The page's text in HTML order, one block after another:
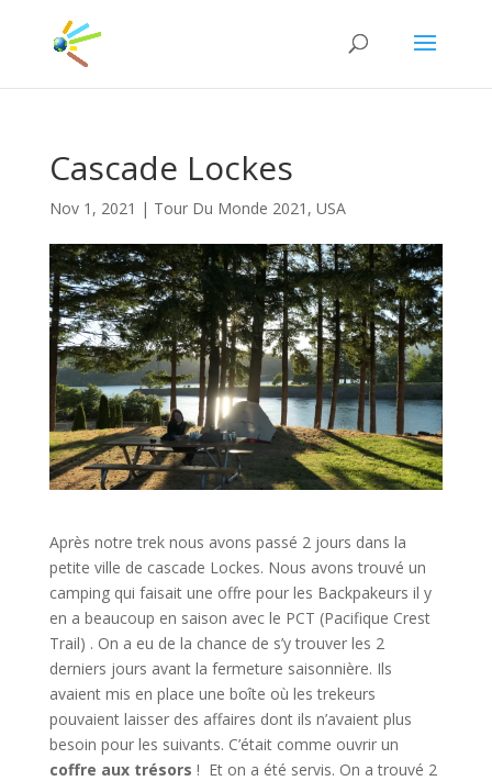
Cascade Lockes
Nov 1, 2021 | Tour Du Monde 2021 , USA
Après notre trek nous avons passé 2 jours dans la
petite ville de cascade Lockes. Nous avons trouvé un
camping qui faisait une offre pour les Backpakeurs il y
en a beaucoup en saison avec le PCT (Pacifique Crest
Trail) . On a eu de la chance de s’y trouver les 2
derniers jours avant la fermeture saisonnière. Ils
avaient mis en place une boîte où les trekeurs
pouvaient laisser des affaires dont ils n’avaient plus
besoin pour les suivants. C’était comme ouvrir un
coffre aux trésors ! Et on a été servis. On a trouvé 2